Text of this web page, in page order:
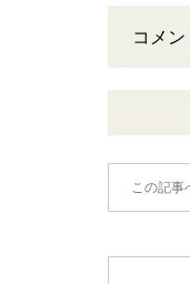
コメン
この記事